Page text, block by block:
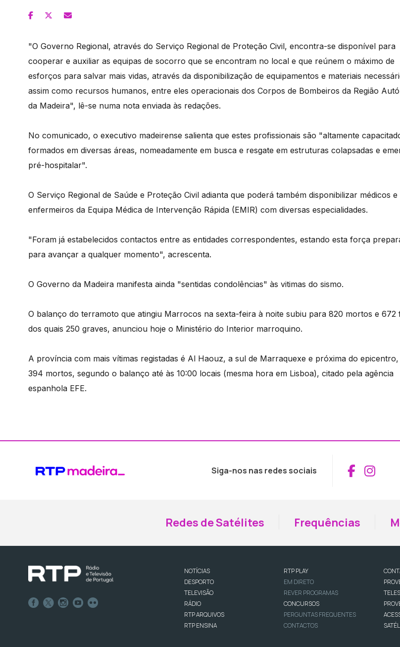
"O Governo Regional, através do Serviço Regional de Proteção Civil, encontra-se disponível para
cooperar e auxiliar as equipas de socorro que se encontram no local e que reúnem o máximo de
esforços para salvar mais vidas, através da disponibilização de equipamentos e materiais
assim como recursos humanos, entre eles operacionais dos Corpos de Bombeiros da Região
da Madeira", lê-se numa nota enviada às redações.
No comunicado, o executivo madeirense salienta que estes profissionais são "altamente
formados em diversas áreas, nomeadamente em busca e resgate em estruturas colapsadas e
pré-hospitalar".
O Serviço Regional de Saúde e Proteção Civil adianta que poderá também disponibilizar médicos e
enfermeiros da Equipa Médica de Intervenção Rápida (EMIR) com diversas especialidades.
"Foram já estabelecidos contactos entre as entidades correspondentes, estando esta força
para avançar a qualquer momento", acrescenta.
O Governo da Madeira manifesta ainda "sentidas condolências" às vitimas do sismo.
O balanço do terramoto que atingiu Marrocos na sexta-feira à noite subiu para 820 mortos e 672
dos quais 250 graves, anunciou hoje o Ministério do Interior marroquino.
A província com mais vítimas registadas é Al Haouz, a sul de Marraquexe e próxima do
394 mortos, segundo o balanço até às 10:00 locais (mesma hora em Lisboa), citado pela agência
espanhola EFE.
Siga-nos nas redes sociais
Redes de Satélites Frequências
NOTÍCIAS
DESPORTO
TELEVISÃO
RÁDIO
RTP ARQUIVOS
RTP ENSINA
RTP PLAY
EM DIRETO
REVER PROGRAMAS
CONCURSOS
PERGUNTAS FREQUENTES
CONTACTOS